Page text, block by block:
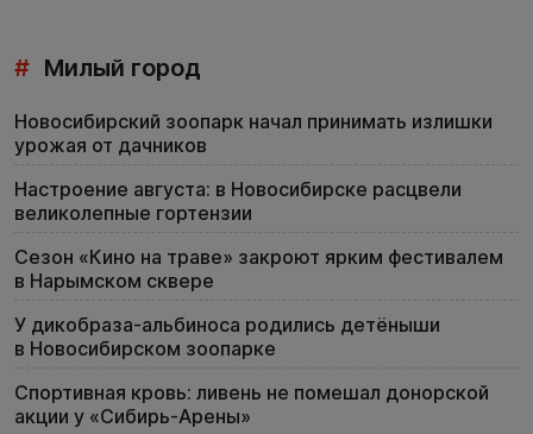
# Милый город
Новосибирский зоопарк начал принимать излишки
урожая от дачников
Настроение августа: в Новосибирске расцвели
великолепные гортензии
Сезон «Кино на траве» закроют ярким фестивалем
в Нарымском сквере
У дикобраза-альбиноса родились детёныши
в Новосибирском зоопарке
Спортивная кровь: ливень не помешал донорской
акции у «Сибирь-Арены»